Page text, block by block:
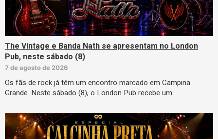
The Vintage e Banda Nath se apresentam no London
Pub, neste sábado (8)
7 de agosto de 2026
Os fãs de rock já têm um encontro marcado em Campina
Grande. Neste sábado (8), o London Pub recebe um…